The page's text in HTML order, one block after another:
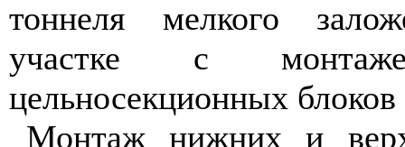
тоннеля мелкого
участке с
цельносекционных
Монтаж нижних и